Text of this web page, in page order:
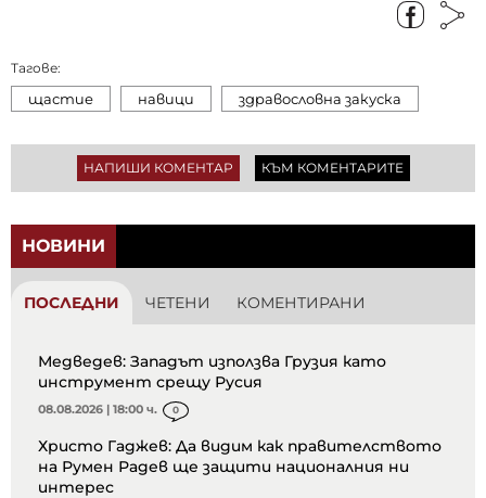
Тагове:
щастие навици здравословна закуска
НАПИШИ КОМЕНТАР КЪМ КОМЕНТАРИТЕ
НОВИНИ
ПОСЛЕДНИ ЧЕТЕНИ КОМЕНТИРАНИ
Медведев: Западът използва Грузия като
инструмент срещу Русия
08.08.2026 | 18:00 ч. 0
Христо Гаджев: Да видим как правителството
на Румен Радев ще защити националния ни
интерес